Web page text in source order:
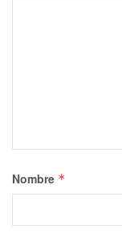
Nombre *